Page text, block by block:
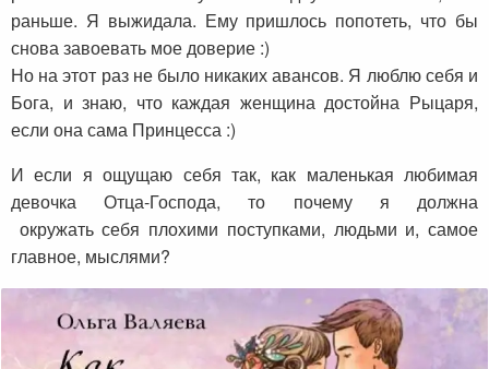
раньше. Я выжидала. Ему пришлось попотеть, что бы
снова завоевать мое доверие :)
Но на этот раз не было никаких авансов. Я люблю себя и
Бога, и знаю, что каждая женщина достойна Рыцаря,
если она сама Принцесса :)
И если я ощущаю себя так, как маленькая любимая
девочка Отца-Господа, то почему я должна
окружать себя плохими поступками, людьми и, самое
главное, мыслями?